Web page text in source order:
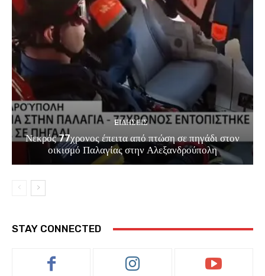
EΙΔΗΣΕΙΣ
Νεκρός 77χρονος έπειτα από πτώση σε πηγάδι στον
οικισμό Παλαγίας στην Αλεξανδρούπολη
STAY CONNECTED